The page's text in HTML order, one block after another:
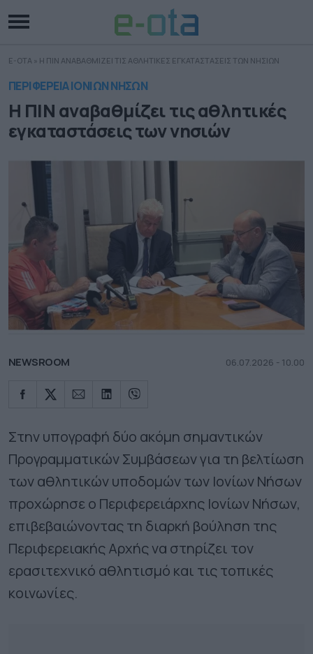
E-OTA » Η ΠΙΝ ΑΝΑΒΑΘΜΙΖΕΙ ΤΙΣ ΑΘΛΗΤΙΚΕΣ ΕΓΚΑΤΑΣΤΑΣΕΙΣ ΤΩΝ ΝΗΣΙΩΝ
ΠΕΡΙΦΕΡΕΙΑ ΙΟΝΙΩΝ ΝΗΣΩΝ
Η ΠΙΝ αναβαθμίζει τις αθλητικές
εγκαταστάσεις των νησιών
NEWSROOM 06.07.2026 - 10.00
Στην υπογραφή δύο ακόμη σημαντικών
Προγραμματικών Συμβάσεων για τη βελτίωση
των αθλητικών υποδομών των Ιονίων Νήσων
προχώρησε ο Περιφερειάρχης Ιονίων Νήσων,
επιβεβαιώνοντας τη διαρκή βούληση της
Περιφερειακής Αρχής να στηρίζει τον
ερασιτεχνικό αθλητισμό και τις τοπικές
κοινωνίες.